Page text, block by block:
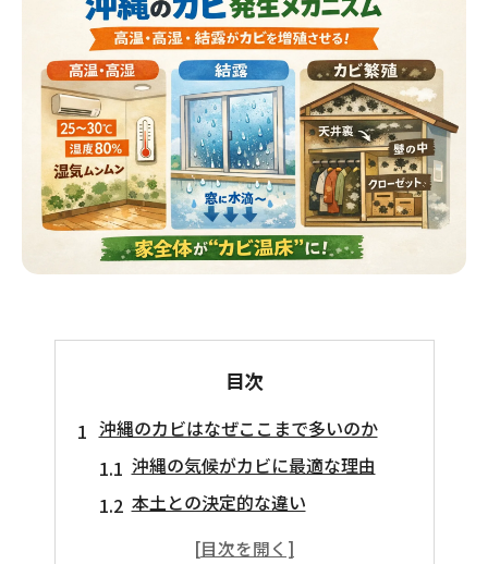
目次
沖縄のカビはなぜここまで多いのか
沖縄の気候がカビに最適な理由
本土との決定的な違い
沖縄のカビが引き起こす深刻な被害